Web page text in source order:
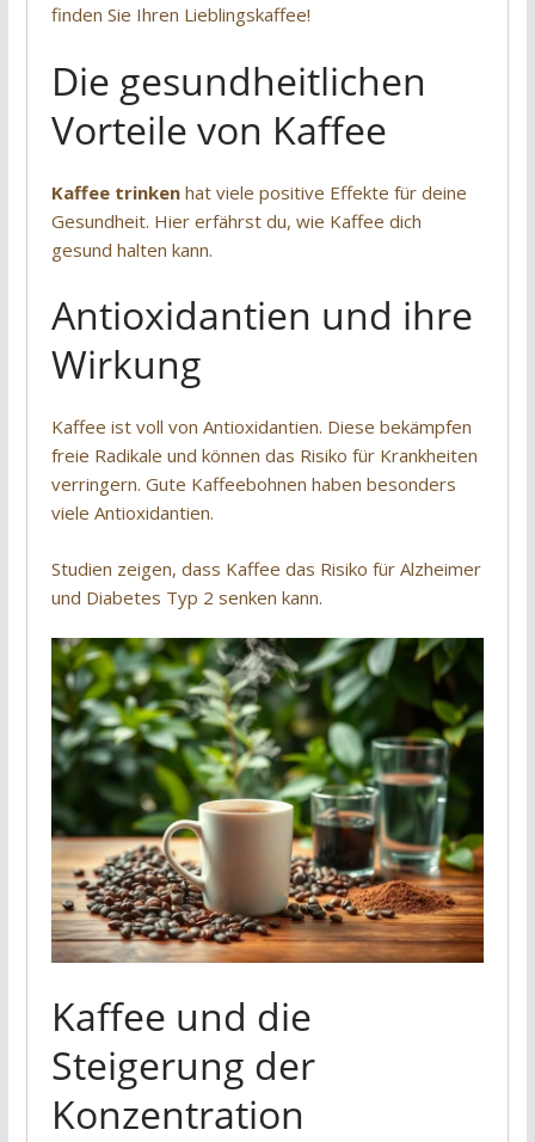
finden Sie Ihren Lieblingskaffee!
Die gesundheitlichen
Vorteile von Kaffee
Kaffee trinkenhat viele positive Effekte für deine
Gesundheit. Hier erfährst du, wie Kaffee dich
gesund halten kann.
Antioxidantien und ihre
Wirkung
Kaffee ist voll von Antioxidantien. Diese bekämpfen
freie Radikale und können das Risiko für Krankheiten
verringern. Gute Kaffeebohnen haben besonders
viele Antioxidantien.
Studien zeigen, dass Kaffee das Risiko für Alzheimer
und Diabetes Typ 2 senken kann.
Kaffee und die
Steigerung der
Konzentration